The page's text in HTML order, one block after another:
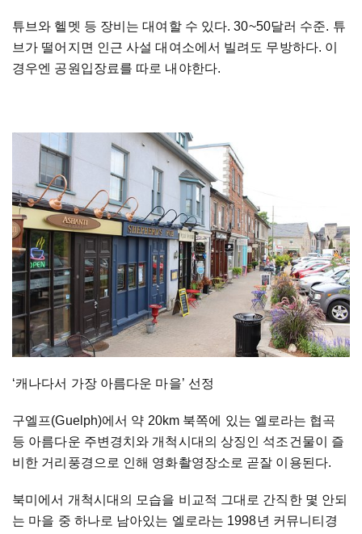
튜브와 헬멧 등 장비는 대여할 수 있다. 30~50달러 수준. 튜
브가 떨어지면 인근 사설 대여소에서 빌려도 무방하다. 이
경우엔 공원입장료를 따로 내야한다.
‘캐나다서 가장 아름다운 마을’ 선정
구엘프(Guelph)에서 약 20km 북쪽에 있는 엘로라는 협곡
등 아름다운 주변경치와 개척시대의 상징인 석조건물이 즐
비한 거리풍경으로 인해 영화촬영장소로 곧잘 이용된다.
북미에서 개척시대의 모습을 비교적 그대로 간직한 몇 안되
는 마을 중 하나로 남아있는 엘로라는 1998년 커뮤니티경